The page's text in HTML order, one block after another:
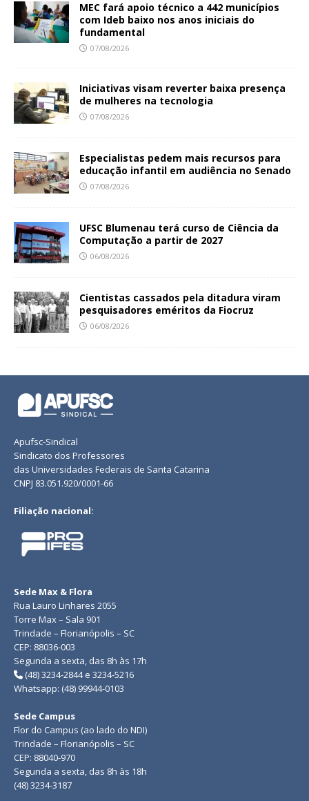
MEC fará apoio técnico a 442 municípios
com Ideb baixo nos anos iniciais do
fundamental
07/08/2026
Iniciativas visam reverter baixa presença
de mulheres na tecnologia
07/08/2026
Especialistas pedem mais recursos para
educação infantil em audiência no Senado
07/08/2026
UFSC Blumenau terá curso de Ciência da
Computação a partir de 2027
06/08/2026
Cientistas cassados pela ditadura viram
pesquisadores eméritos da Fiocruz
06/08/2026
Apufsc-Sindical
Sindicato dos Professores
das Universidades Federais de Santa Catarina
CNPJ 83.051.920/0001-66
Filiação nacional:
Sede Max & Flora
Rua Lauro Linhares 2055
Torre Max – Sala 901
Trindade – Florianópolis – SC
CEP: 88036-003
Segunda a sexta, das 8h às 17h
(48) 3234-2844 e 3234-5216
Whatsapp: (48) 99944-0103
Sede Campus
Flor do Campus (ao lado do NDI)
Trindade – Florianópolis – SC
CEP: 88040-970
Segunda a sexta, das 8h às 18h
(48) 3234-3187